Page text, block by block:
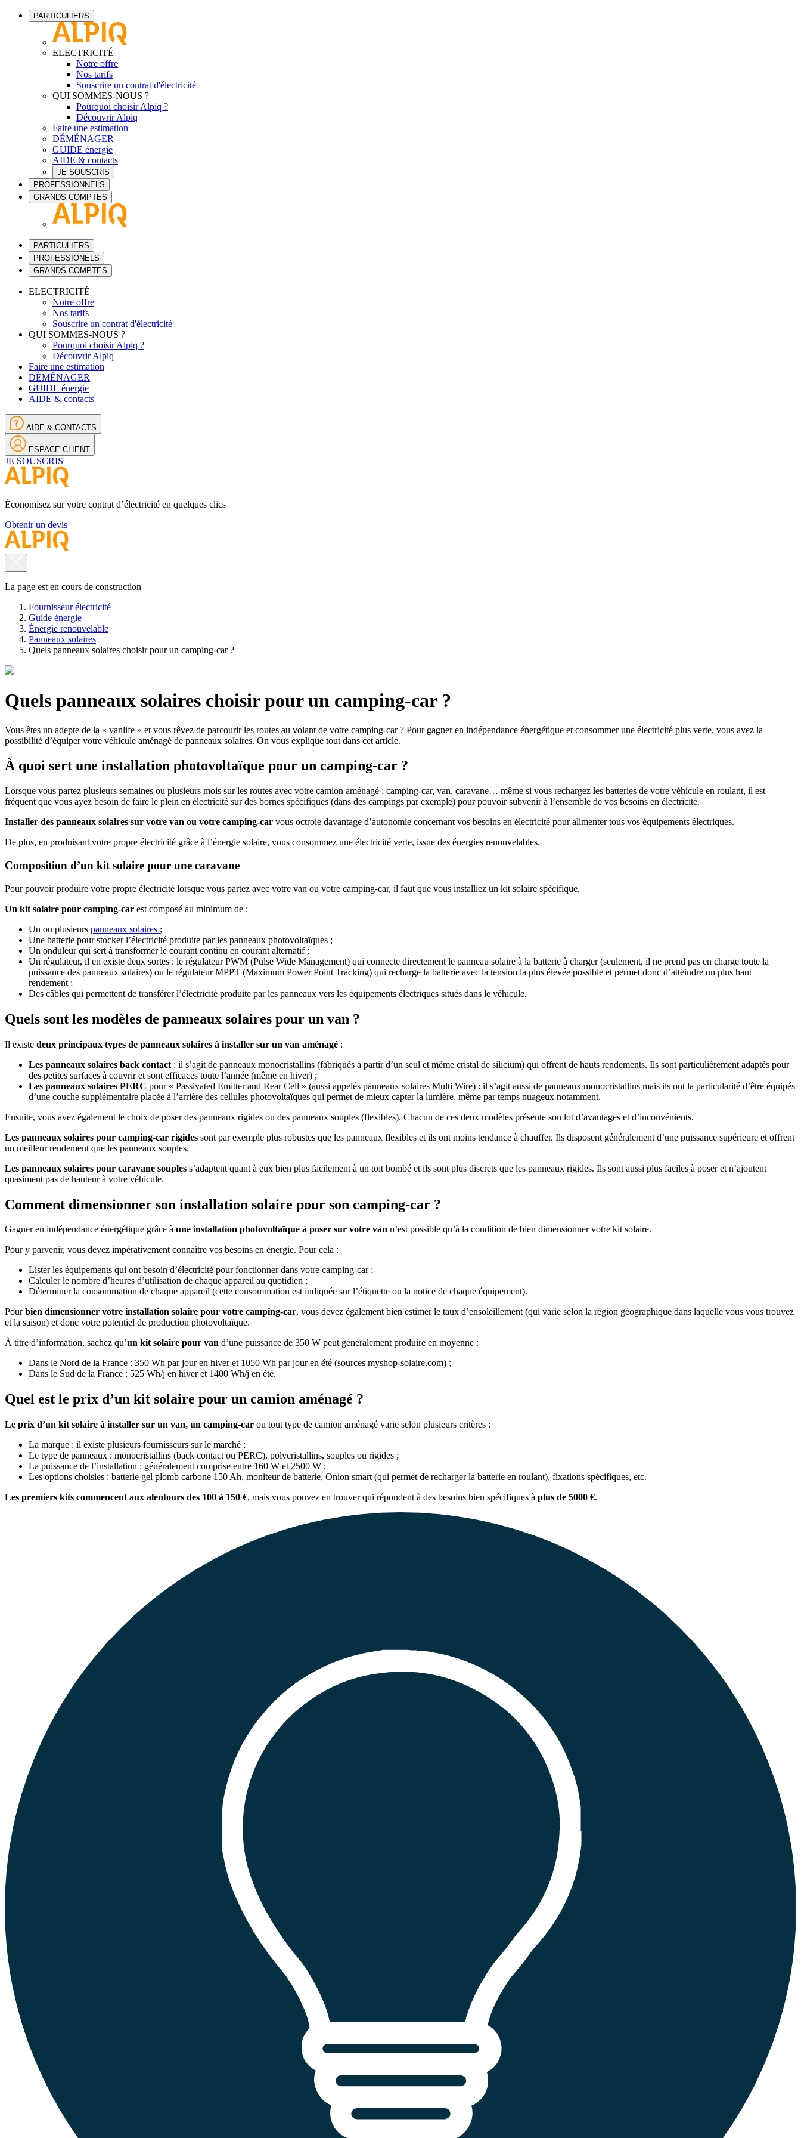
PARTICULIERS
ELECTRICITÉ
Notre offre
Nos tarifs
Souscrire un contrat d'électricité
QUI SOMMES-NOUS ?
Pourquoi choisir Alpiq ?
Découvrir Alpiq
Faire une estimation
DÉMÉNAGER
GUIDE énergie
AIDE & contacts
JE SOUSCRIS
PROFESSIONNELS
GRANDS COMPTES
PARTICULIERS
PROFESSIONELS
GRANDS COMPTES
ELECTRICITÉ
Notre offre
Nos tarifs
Souscrire un contrat d'électricité
QUI SOMMES-NOUS ?
Pourquoi choisir Alpiq ?
Découvrir Alpiq
Faire une estimation
DÉMÉNAGER
GUIDE énergie
AIDE & contacts
AIDE & CONTACTS
ESPACE CLIENT
JE SOUSCRIS
Économisez sur votre contrat d’électricité en quelques clics
Obtenir un devis
La page est en cours de construction
Fournisseur électricité
Guide énergie
Énergie renouvelable
Panneaux solaires
Quels panneaux solaires choisir pour un camping-car ?
Quels panneaux solaires choisir pour un camping-car ?
Vous êtes un adepte de la « vanlife » et vous rêvez de parcourir les routes au volant de votre camping-car ? Pour gagner en indépendance énergétique et consommer une électricité plus verte, vous avez la
possibilité d’équiper votre véhicule aménagé de panneaux solaires. On vous explique tout dans cet article.
À quoi sert une installation photovoltaïque pour un camping-car ?
Lorsque vous partez plusieurs semaines ou plusieurs mois sur les routes avec votre camion aménagé : camping-car, van, caravane… même si vous rechargez les batteries de votre véhicule en roulant, il est
fréquent que vous ayez besoin de faire le plein en électricité sur des bornes spécifiques (dans des campings par exemple) pour pouvoir subvenir à l’ensemble de vos besoins en électricité.
Installer des panneaux solaires sur votre van ou votre camping-car vous octroie davantage d’autonomie concernant vos besoins en électricité pour alimenter tous vos équipements électriques.
De plus, en produisant votre propre électricité grâce à l’énergie solaire, vous consommez une électricité verte, issue des énergies renouvelables.
Composition d’un kit solaire pour une caravane
Pour pouvoir produire votre propre électricité lorsque vous partez avec votre van ou votre camping-car, il faut que vous installiez un kit solaire spécifique.
Un kit solaire pour camping-car est composé au minimum de :
Un ou plusieurs panneaux solaires ;
Une batterie pour stocker l’électricité produite par les panneaux photovoltaïques ;
Un onduleur qui sert à transformer le courant continu en courant alternatif ;
Un régulateur, il en existe deux sortes : le régulateur PWM (Pulse Wide Management) qui connecte directement le panneau solaire à la batterie à charger (seulement, il ne prend pas en charge toute la
puissance des panneaux solaires) ou le régulateur MPPT (Maximum Power Point Tracking) qui recharge la batterie avec la tension la plus élevée possible et permet donc d’atteindre un plus haut
rendement ;
Des câbles qui permettent de transférer l’électricité produite par les panneaux vers les équipements électriques situés dans le véhicule.
Quels sont les modèles de panneaux solaires pour un van ?
Il existe deux principaux types de panneaux solaires à installer sur un van aménagé :
Les panneaux solaires back contact : il s’agit de panneaux monocristallins (fabriqués à partir d’un seul et même cristal de silicium) qui offrent de hauts rendements. Ils sont particulièrement adaptés pour
des petites surfaces à couvrir et sont efficaces toute l’année (même en hiver) ;
Les panneaux solaires PERC pour « Passivated Emitter and Rear Cell » (aussi appelés panneaux solaires Multi Wire) : il s’agit aussi de panneaux monocristallins mais ils ont la particularité d’être équipés
d’une couche supplémentaire placée à l’arrière des cellules photovoltaïques qui permet de mieux capter la lumière, même par temps nuageux notamment.
Ensuite, vous avez également le choix de poser des panneaux rigides ou des panneaux souples (flexibles). Chacun de ces deux modèles présente son lot d’avantages et d’inconvénients.
Les panneaux solaires pour camping-car rigides sont par exemple plus robustes que les panneaux flexibles et ils ont moins tendance à chauffer. Ils disposent généralement d’une puissance supérieure et offrent
un meilleur rendement que les panneaux souples.
Les panneaux solaires pour caravane souples s’adaptent quant à eux bien plus facilement à un toit bombé et ils sont plus discrets que les panneaux rigides. Ils sont aussi plus faciles à poser et n’ajoutent
quasiment pas de hauteur à votre véhicule.
Comment dimensionner son installation solaire pour son camping-car ?
Gagner en indépendance énergétique grâce à une installation photovoltaïque à poser sur votre van n’est possible qu’à la condition de bien dimensionner votre kit solaire.
Pour y parvenir, vous devez impérativement connaître vos besoins en énergie. Pour cela :
Lister les équipements qui ont besoin d’électricité pour fonctionner dans votre camping-car ;
Calculer le nombre d’heures d’utilisation de chaque appareil au quotidien ;
Déterminer la consommation de chaque appareil (cette consommation est indiquée sur l’étiquette ou la notice de chaque équipement).
Pourbien dimensionner votre installation solaire pour votre camping-car, vous devez également bien estimer le taux d’ensoleillement (qui varie selon la région géographique dans laquelle vous vous trouvez
et la saison) et donc votre potentiel de production photovoltaïque.
À titre d’information, sachez qu’un kit solaire pour van d’une puissance de 350 W peut généralement produire en moyenne :
Dans le Nord de la France : 350 Wh par jour en hiver et 1050 Wh par jour en été (sources myshop-solaire.com) ;
Dans le Sud de la France : 525 Wh/j en hiver et 1400 Wh/j en été.
Quel est le prix d’un kit solaire pour un camion aménagé ?
Le prix d’un kit solaire à installer sur un van, un camping-car ou tout type de camion aménagé varie selon plusieurs critères :
La marque : il existe plusieurs fournisseurs sur le marché ;
Le type de panneaux : monocristallins (back contact ou PERC), polycristallins, souples ou rigides ;
La puissance de l’installation : généralement comprise entre 160 W et 2500 W ;
Les options choisies : batterie gel plomb carbone 150 Ah, moniteur de batterie, Onion smart (qui permet de recharger la batterie en roulant), fixations spécifiques, etc.
Les premiers kits commencent aux alentours des 100 à 150 €, mais vous pouvez en trouver qui répondent à des besoins bien spécifiques à plus de 5000 €.